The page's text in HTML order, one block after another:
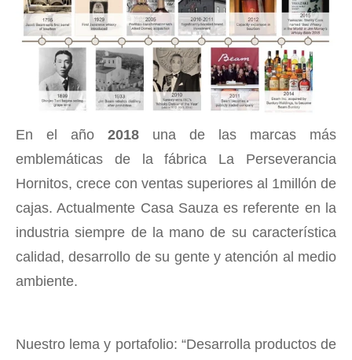
En el año 2018 una de las marcas más
emblemáticas de la fábrica La Perseverancia
Hornitos, crece con ventas superiores al 1millón de
cajas. Actualmente Casa Sauza es referente en la
industria siempre de la mano de su característica
calidad, desarrollo de su gente y atención al medio
ambiente.
Nuestro lema y portafolio: “Desarrolla productos de